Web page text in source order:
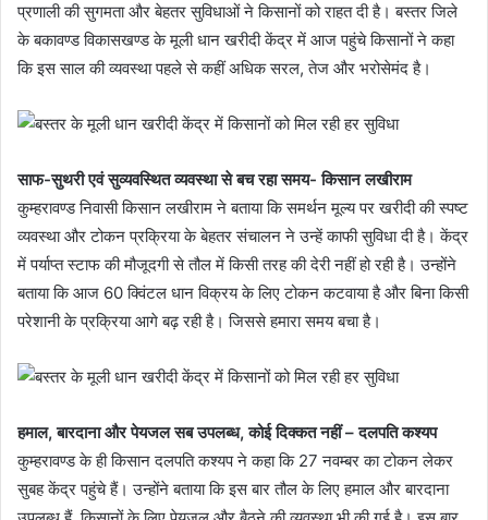
प्रणाली की सुगमता और बेहतर सुविधाओं ने किसानों को राहत दी है। बस्तर जिले
के बकावण्ड विकासखण्ड के मूली धान खरीदी केंद्र में आज पहुंचे किसानों ने कहा
कि इस साल की व्यवस्था पहले से कहीं अधिक सरल, तेज और भरोसेमंद है।
साफ-सुथरी एवं सुव्यवस्थित व्यवस्था से बच रहा समय- किसान लखीराम
कुम्हरावण्ड निवासी किसान लखीराम ने बताया कि समर्थन मूल्य पर खरीदी की स्पष्ट
व्यवस्था और टोकन प्रक्रिया के बेहतर संचालन ने उन्हें काफी सुविधा दी है। केंद्र
में पर्याप्त स्टाफ की मौजूदगी से तौल में किसी तरह की देरी नहीं हो रही है। उन्होंने
बताया कि आज 60 क्विंटल धान विक्रय के लिए टोकन कटवाया है और बिना किसी
परेशानी के प्रक्रिया आगे बढ़ रही है। जिससे हमारा समय बचा है।
हमाल, बारदाना और पेयजल सब उपलब्ध, कोई दिक्कत नहीं – दलपति कश्यप
कुम्हरावण्ड के ही किसान दलपति कश्यप ने कहा कि 27 नवम्बर का टोकन लेकर
सुबह केंद्र पहुंचे हैं। उन्होंने बताया कि इस बार तौल के लिए हमाल और बारदाना